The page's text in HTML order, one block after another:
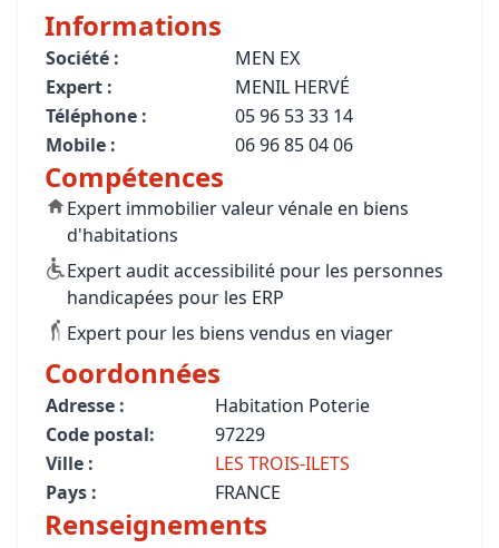
Informations
Société :
MEN EX
Expert :
MENIL HERVÉ
Téléphone :
05 96 53 33 14
Mobile :
06 96 85 04 06
Compétences
Expert immobilier valeur vénale en biens
d'habitations
Expert audit accessibilité pour les personnes
handicapées pour les ERP
Expert pour les biens vendus en viager
Coordonnées
Adresse :
Habitation Poterie
Code postal:
97229
Ville :
LES TROIS-ILETS
Pays :
FRANCE
Renseignements